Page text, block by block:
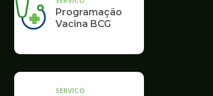
Programação
Vacina BCG
SERVICO